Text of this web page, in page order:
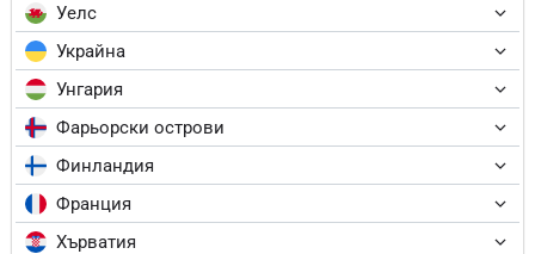
Уелс
Украйна
Унгария
Фарьорски острови
Финландия
Франция
Хърватия